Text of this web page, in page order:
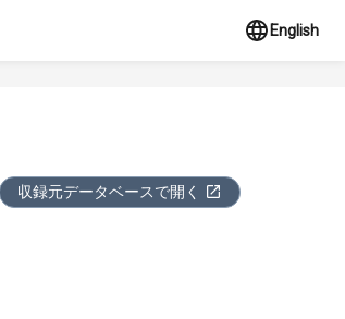
English
収録元データベースで開く